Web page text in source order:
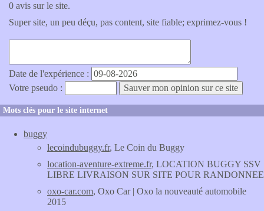
0 avis sur le site.
Super site, un peu déçu, pas content, site fiable; exprimez-vous !
Date de l'expérience :
Votre pseudo :
Mots clés pour le site internet
buggy
lecoindubuggy.fr, Le Coin du Buggy
location-aventure-extreme.fr, LOCATION BUGGY SSV
LIBRE LIVRAISON SUR SITE POUR RANDONNEE
oxo-car.com, Oxo Car | Oxo la nouveauté automobile
2015